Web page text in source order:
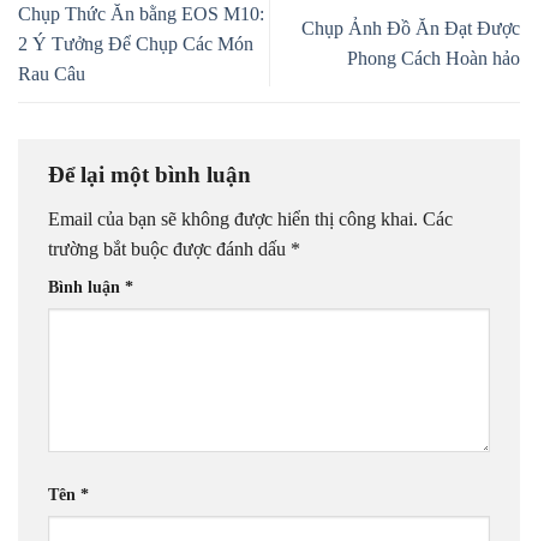
Chụp Thức Ăn bằng EOS M10:
2 Ý Tưởng Để Chụp Các Món
Rau Câu
Chụp Ảnh Đồ Ăn Đạt Được
Phong Cách Hoàn hảo
Để lại một bình luận
Email của bạn sẽ không được hiển thị công khai. Các
trường bắt buộc được đánh dấu *
Bình luận *
Tên *